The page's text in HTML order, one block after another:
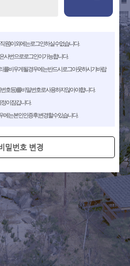
원)이외에는 로그인하실 수 없습니다.
사번으로 로그인이 가능합니다.
를 비우게 될 경우에는 반드시 로그아웃 하시기 바랍
호 등)를 비밀번호로 사용하지 않아야 합니다.
정이 잠깁니다.
는 본인인증 후, 변경할 수 있습니다.
밀번호 변경